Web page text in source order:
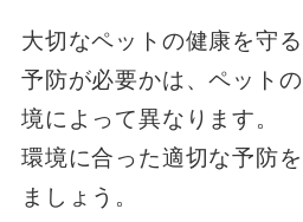
大切なペットの健康を守
予防が必要かは、ペット
境によって異なります。
環境に合った適切な予防
ましょう。